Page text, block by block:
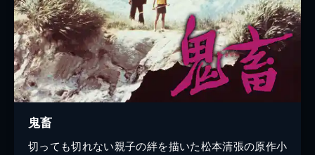
鬼畜
切っても切れない親子の絆を描いた松本清張の原作小